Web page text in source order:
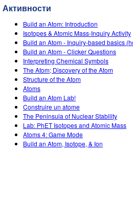
Математика & Статистика
Хемија
Земља& Свемир
Биологија
Преведене симулације
Customizable Sims
Customizable Sims
Start a Free Trial
Purchase a License
Претражи активности
Подели своје активности
Activity Contribution Guidelines
Виртуелне радионице
Professional Learning with
Teaching with PhET
ИНИЦИЈАТИВЕ
Инклузивни дизајн
PhET Глобал
Data Fluency
DEIB in STEM Ed
SceneryStack OSE
Impact Report
ПРИЈАВИТЕ СЕ /
ПРИЈАВИТЕ СЕ /
Активности
Build an Atom: Introduction
Isotopes & Atomic Mass-Inquiry Activity
Build an Atom - Inquiry-based basics
Build an Atom - Clicker Questions
Interpreting Chemical Symbols
The Atom; Discovery of the Atom
Structure of the Atom
Atoms
Build an Atom Lab!
Construire un atome
The Peninsula of Nuclear Stability
Lab: PhET Isotopes and Atomic Mass
Atoms 4: Game Mode
Build an Atom, Isotope, & Ion